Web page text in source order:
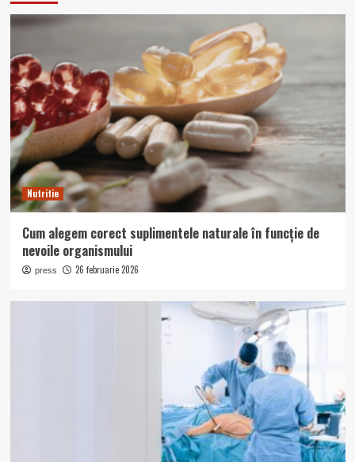
Nutritie
Cum alegem corect suplimentele naturale în funcție de
nevoile organismului
press 26 februarie 2026